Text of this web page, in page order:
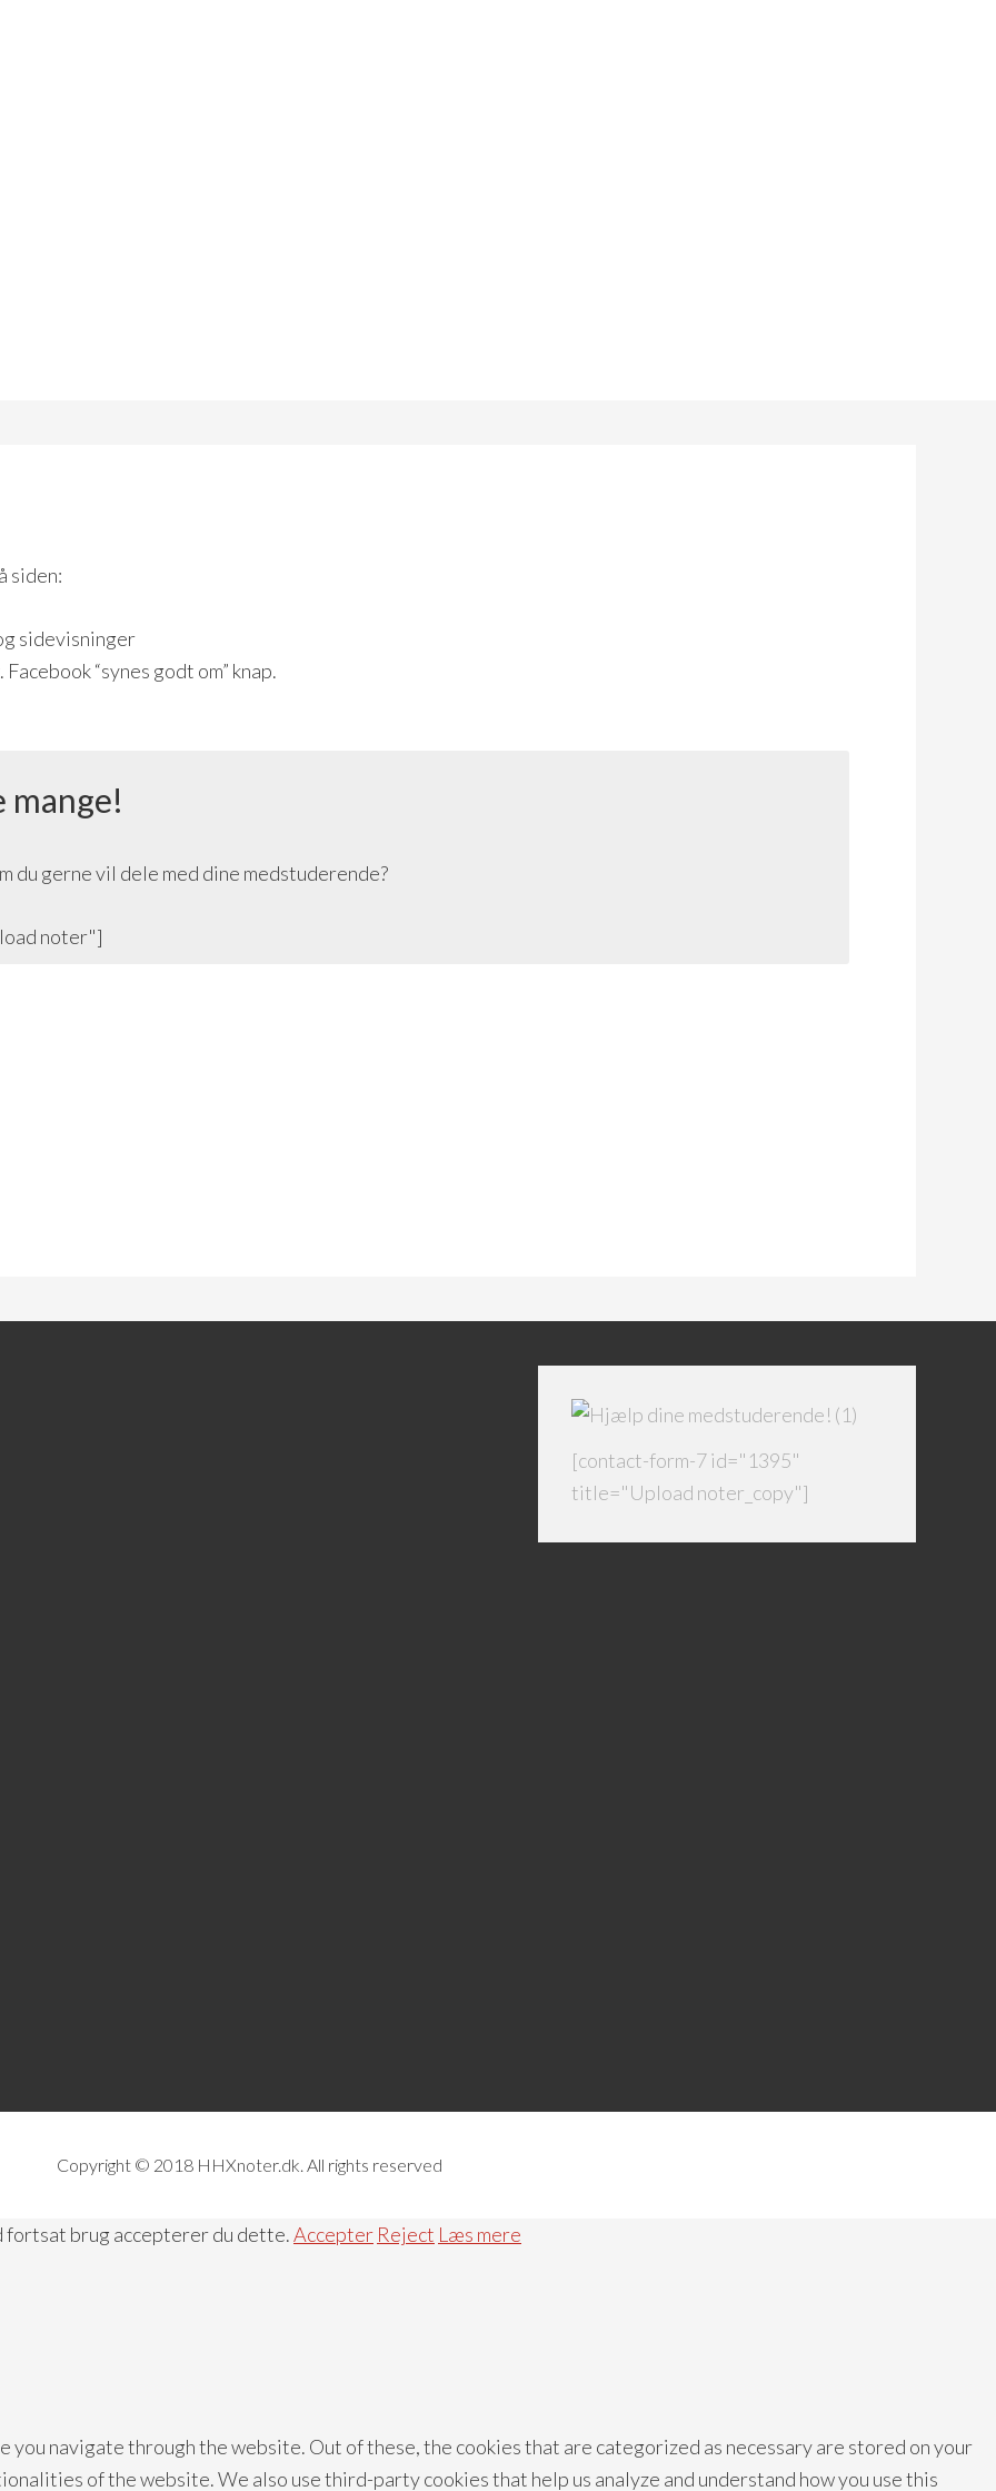
siden:
sidevisninger
“synes godt om” knap.
du gerne vil dele med dine medstuderende?
noter"]
[contact-form-7 id="1395"
title="Upload noter_copy"]
Copyright © 2018 HHXnoter.dk. All rights reserved
brug accepterer du dette.Accepter Reject Læs mere
navigate through the website. Out of these, the cookies that are categorized as necessary are stored on your
of the website. We also use third-party cookies that help us analyze and understand how you use this